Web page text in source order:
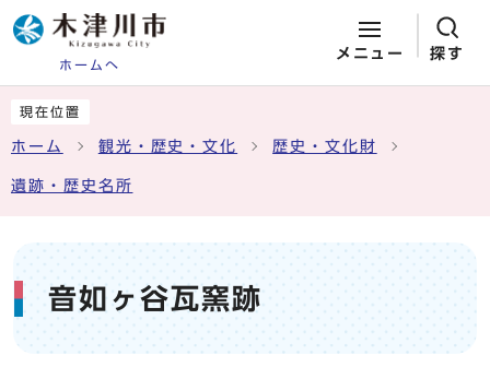
ホームへ
メニュー 探す
現在位置
ホーム 観光・歴史・文化 歴史・文化財
遺跡・歴史名所
音如ヶ谷瓦窯跡